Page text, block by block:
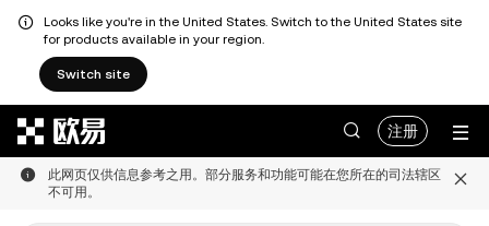
Looks like you're in the United States. Switch to the United States site
for products available in your region.
Switch site
注册
此网页仅供信息参考之用。部分服务和功能可能在您所在的司法辖区
不可用。